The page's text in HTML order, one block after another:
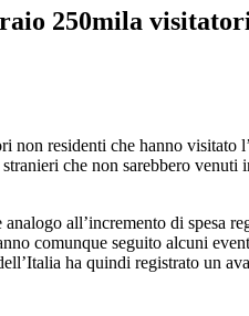
250mila
non residenti che hanno visitato
che non sarebbero
all’incremento di spesa
comunque seguito alcuni
ha quindi registrato un